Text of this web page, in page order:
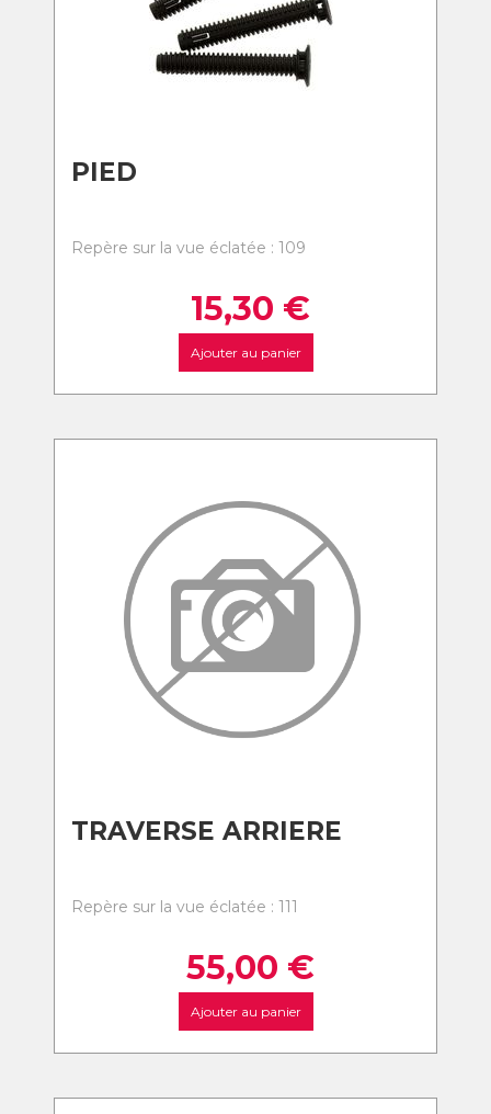
PIED
Repère sur la vue éclatée : 109
15,30 €
Ajouter au panier
TRAVERSE ARRIERE
Repère sur la vue éclatée : 111
55,00 €
Ajouter au panier